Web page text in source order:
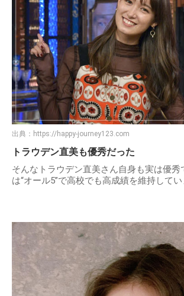
出典： https://happy-journey123.com
トラウデン直美も優秀だった
そんなトラウデン直美さん自身も実は優秀
は“オール5”で高校でも高成績を維持してい